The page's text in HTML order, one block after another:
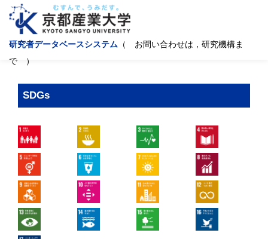
研究者データベースシステム （ お問い合わせは，研究機構ま
で ）
SDGs